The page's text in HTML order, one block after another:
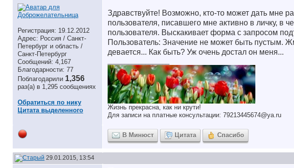
Регистрация: 19.12.2012
Адрес: Россия / Санкт-
Петербург и область /
Санкт-Петербург
Сообщений: 4,167
Благодарности: 77
Поблагодарили 1,356
раз(а) в 1,295 сообщениях
Обратиться по нику
Цитата выделенного
Здравствуйте! Возможно, кто-то может дать мне
пользователя, писавшего мне активно в личку, в
пользователя. Выскакивает форма с запросом
Пользователь: Значение не может быть пустым.
девается... Как быть? Уж очень достал он меня...
Жизнь прекрасна, как ни крути!
Для записи на платные консультации: 79213445674@ya.ru
В Минюст Цитата Спасибо
29.01.2015, 13:54